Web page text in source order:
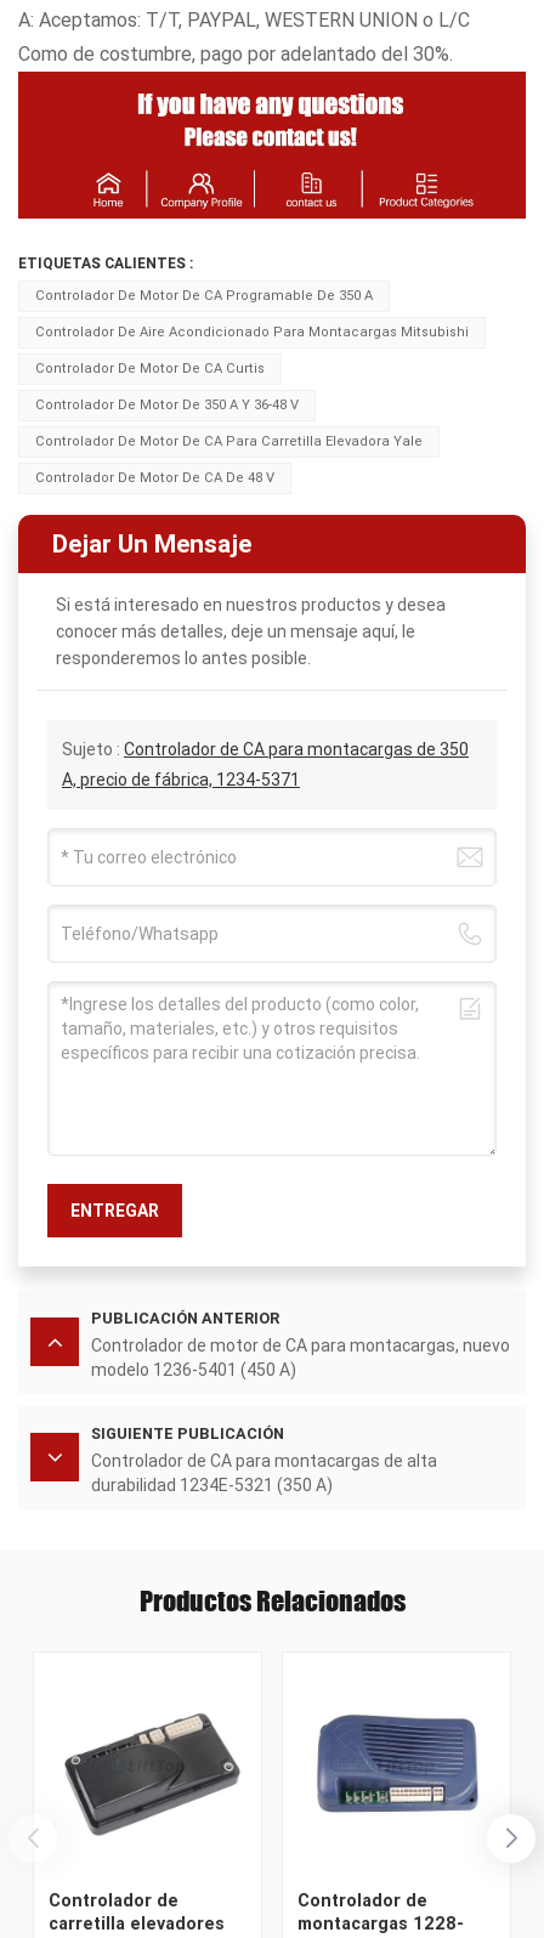
A: Aceptamos: T/T, PAYPAL, WESTERN UNION o L/C
Como de costumbre, pago por adelantado del 30%.
ETIQUETAS CALIENTES :
Controlador De Motor De CA Programable De 350 A
Controlador De Aire Acondicionado Para Montacargas Mitsubishi
Controlador De Motor De CA Curtis
Controlador De Motor De 350 A Y 36-48 V
Controlador De Motor De CA Para Carretilla Elevadora Yale
Controlador De Motor De CA De 48 V
Dejar Un Mensaje
Si está interesado en nuestros productos y desea
conocer más detalles, deje un mensaje aquí, le
responderemos lo antes posible.
Sujeto : Controlador de CA para montacargas de 350
A, precio de fábrica, 1234-5371
ENTREGAR
PUBLICACIÓN ANTERIOR
Controlador de motor de CA para montacargas, nuevo
modelo 1236-5401 (450 A)
SIGUIENTE PUBLICACIÓN
Controlador de CA para montacargas de alta
durabilidad 1234E-5321 (350 A)
Productos Relacionados
Controlador de
carretilla elevadores
Controlador de
montacargas 1228-